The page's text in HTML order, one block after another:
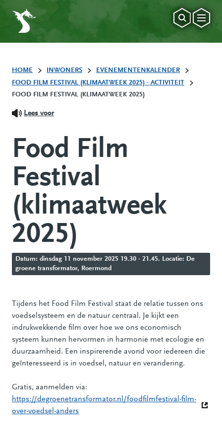
HOME INWONERS
EVENEMENTENKALENDER
FOOD FILM FESTIVAL (KLIMAATWEEK 2025) - ACTIVITEIT
FOOD FILM FESTIVAL (KLIMAATWEEK 2025)
Lees voor
Food Film
Festival
(klimaatweek
2025)
Datum: dinsdag 11 november 2025 19.30 - 21.45. Locatie: De
groene transformator, Roermond
Tijdens het Food Film Festival staat de relatie tussen ons
voedselsysteem en de natuur centraal. Je kijkt een
indrukwekkende film over hoe we ons economisch
systeem kunnen hervormen in harmonie met ecologie en
duurzaamheid. Een inspirerende avond voor iedereen die
geïnteresseerd is in voedsel, natuur en verandering.
Gratis, aanmelden via:
https://degroenetransformator.nl/foodfilmfestival-film-
over-voedsel-anders